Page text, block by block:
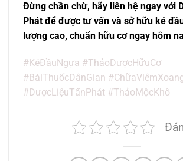
Đừng chần chừ, hãy liên hệ ngay với
Phát để được tư vấn và sở hữu ké
lượng cao, chuẩn hữu cơ ngay hôm
#KéĐầuNgựa #ThảoDượcHữuCơ
#BàiThuốcDânGian
#DượcLiệuTấnPhát #ThảoMộcKhô